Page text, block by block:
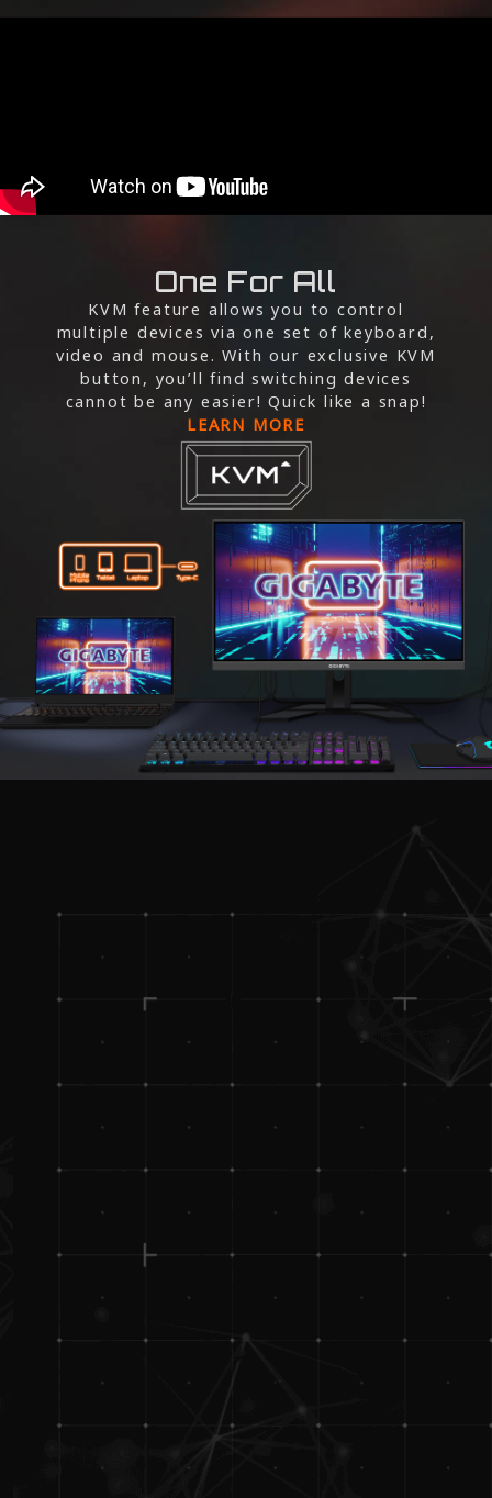
One For All
KVM feature allows you to control
multiple devices via one set of keyboard,
video and mouse. With our exclusive KVM
button, you’ll find switching devices
cannot be any easier! Quick like a snap!
LEARN MORE